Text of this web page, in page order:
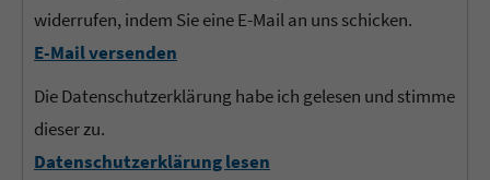
widerrufen, indem Sie eine E-Mail an uns schicken.
E-Mail versenden
Die Datenschutzerklärung habe ich gelesen und stimme
dieser zu.
Datenschutzerklärung lesen